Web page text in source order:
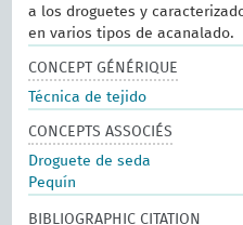
a los droguetes y
en varios tipos de acanalado.
CONCEPT GÉNÉRIQUE
Técnica de tejido
CONCEPTS ASSOCIÉS
Droguete de seda
Pequín
BIBLIOGRAPHIC CITATION